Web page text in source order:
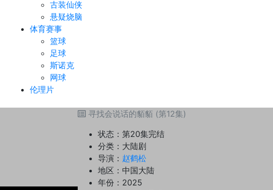
古装仙侠
悬疑烧脑
体育赛事
篮球
足球
斯诺克
网球
伦理片
寻找会说话的貊貊 (第12集)
状态： 第20集完结
分类： 大陆剧
导演： 赵鹤松
地区： 中国大陆
年份： 2025